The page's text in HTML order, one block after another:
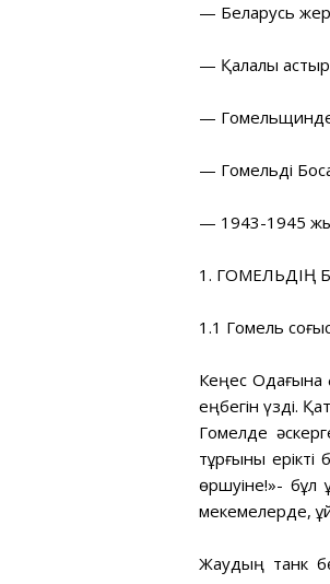
— Беларусь
— Қалалық
—
— Гомельді
— 1943-1945
1. ГОМЕЛЬДІҢ
1.1 Гомель
Кеңес Одағына
еңбегін үзді.
Гомелде
тұрғыны ерікті
өршуіне!»- бұл
мекемелерде,
Жаудың танк